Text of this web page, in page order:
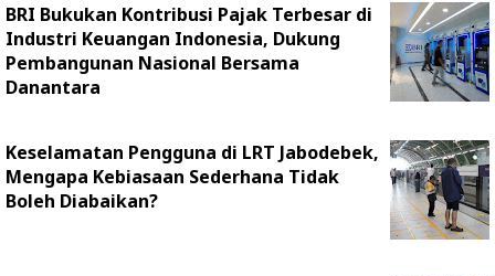
BRI Bukukan Kontribusi Pajak Terbesar di
Industri Keuangan Indonesia, Dukung
Pembangunan Nasional Bersama
Danantara
Keselamatan Pengguna di LRT Jabodebek,
Mengapa Kebiasaan Sederhana Tidak
Boleh Diabaikan?